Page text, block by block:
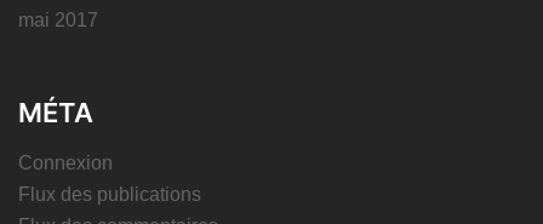
mai 2017
MÉTA
Connexion
Flux des publications